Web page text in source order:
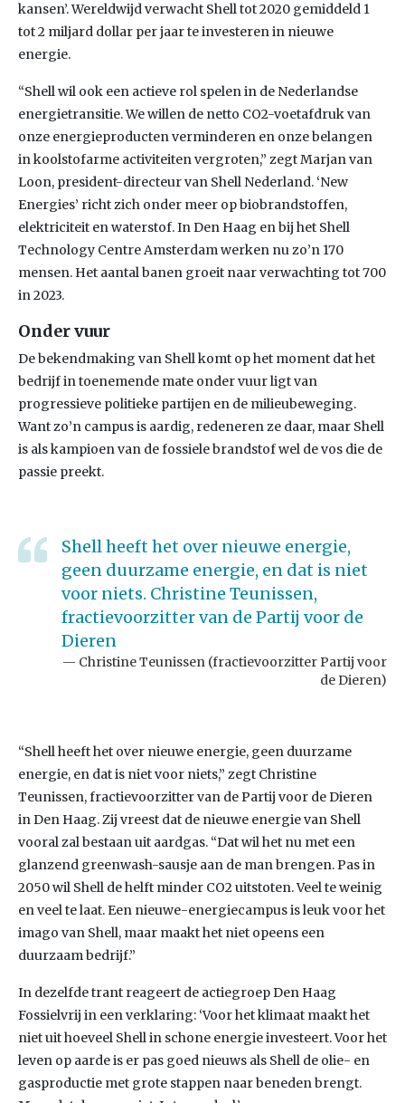
kansen’. Wereldwijd verwacht Shell tot 2020 gemiddeld 1
tot 2 miljard dollar per jaar te investeren in nieuwe
energie.
“Shell wil ook een actieve rol spelen in de Nederlandse
energietransitie. We willen de netto CO2-voetafdruk van
onze energieproducten verminderen en onze belangen
in koolstofarme activiteiten vergroten,” zegt Marjan van
Loon, president-directeur van Shell Nederland. ‘New
Energies’ richt zich onder meer op biobrandstoffen,
elektriciteit en waterstof. In Den Haag en bij het Shell
Technology Centre Amsterdam werken nu zo’n 170
mensen. Het aantal banen groeit naar verwachting tot 700
in 2023.
Onder vuur
De bekendmaking van Shell komt op het moment dat het
bedrijf in toenemende mate onder vuur ligt van
progressieve politieke partijen en de milieubeweging.
Want zo’n campus is aardig, redeneren ze daar, maar Shell
is als kampioen van de fossiele brandstof wel de vos die de
passie preekt.
Shell heeft het over nieuwe energie,
geen duurzame energie, en dat is niet
voor niets. Christine Teunissen,
fractievoorzitter van de Partij voor de
Dieren
Christine Teunissen (fractievoorzitter Partij voor
de Dieren)
“Shell heeft het over nieuwe energie, geen duurzame
energie, en dat is niet voor niets,” zegt Christine
Teunissen, fractievoorzitter van de Partij voor de Dieren
in Den Haag. Zij vreest dat de nieuwe energie van Shell
vooral zal bestaan uit aardgas. “Dat wil het nu met een
glanzend greenwash-sausje aan de man brengen. Pas in
2050 wil Shell de helft minder CO2 uitstoten. Veel te weinig
en veel te laat. Een nieuwe-energiecampus is leuk voor het
imago van Shell, maar maakt het niet opeens een
duurzaam bedrijf.”
In dezelfde trant reageert de actiegroep Den Haag
Fossielvrij in een verklaring: ‘Voor het klimaat maakt het
niet uit hoeveel Shell in schone energie investeert. Voor het
leven op aarde is er pas goed nieuws als Shell de olie- en
gasproductie met grote stappen naar beneden brengt.